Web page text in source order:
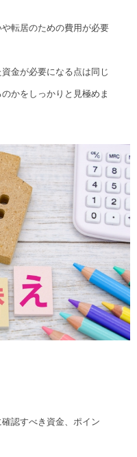
転居のための費用が必要
金が必要になる点は同じ
かをしっかりと見極めま
認すべき資金、ポイン